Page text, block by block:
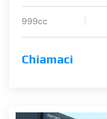
999cc
Chiamaci